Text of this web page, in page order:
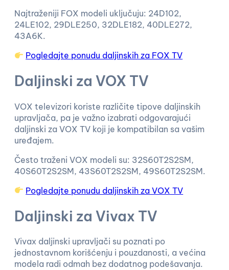
Najtraženiji FOX modeli uključuju: 24D102,
24LE102, 29DLE250, 32DLE182, 40DLE272,
43A6K.
Pogledajte ponudu daljinskih za FOX TV
Daljinski za VOX TV
VOX televizori koriste različite tipove daljinskih
upravljača, pa je važno izabrati odgovarajući
daljinski za VOX TV koji je kompatibilan sa vašim
uređajem.
Često traženi VOX modeli su: 32S60T2S2SM,
40S60T2S2SM, 43S60T2S2SM, 49S60T2S2SM.
Pogledajte ponudu daljinskih za VOX TV
Daljinski za Vivax TV
Vivax daljinski upravljači su poznati po
jednostavnom korišćenju i pouzdanosti, a većina
modela radi odmah bez dodatnog podešavanja.